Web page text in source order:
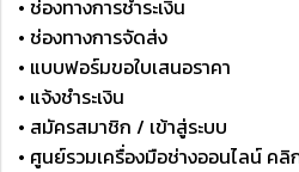
• ช่องทางการชำระเงิน
• ช่องทางการจัดส่ง
• แบบฟอร์มขอใบเสนอราคา
• แจ้งชำระเงิน
• สมัครสมาชิก / เข้าสู่ระบบ
• ศูนย์รวมเครื่องมือช่างออนไลน์ คลิ